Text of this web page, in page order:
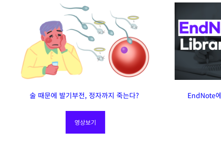
술 때문에 발기부전, 정자까지 죽는다?
영상보기
EndNote